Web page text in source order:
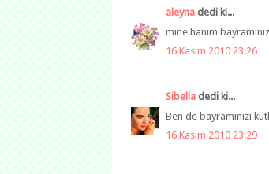
aleyna dedi ki...
mine hanım
16 Kasım 2010 23:26
Sibella dedi ki...
Ben de bayramınızı
16 Kasım 2010 23:29